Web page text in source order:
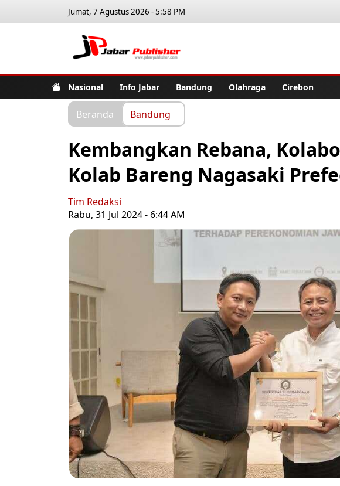
Jumat, 7 Agustus 2026 - 5:58 PM
Nasional Info Jabar Bandung Olahraga Cirebon
Beranda Bandung
Kembangkan Rebana,
Kolab Bareng Nagasaki
Tim Redaksi
Rabu, 31 Jul 2024 - 6:44 AM